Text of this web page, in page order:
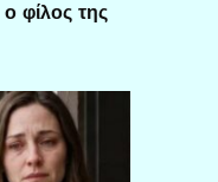
φίλος της